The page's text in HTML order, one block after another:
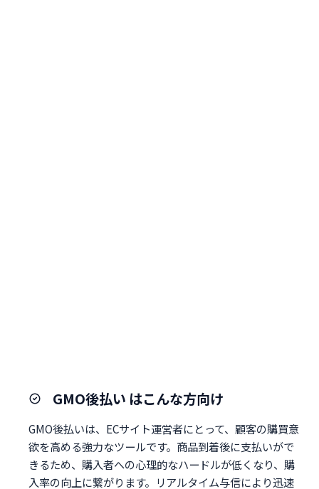
GMO後払い はこんな方向け
GMO後払いは、ECサイト運営者にとって、顧客の購買意
欲を高める強力なツールです。商品到着後に支払いがで
きるため、購入者への心理的なハードルが低くなり、購
入率の向上に繋がります。リアルタイム与信により迅速